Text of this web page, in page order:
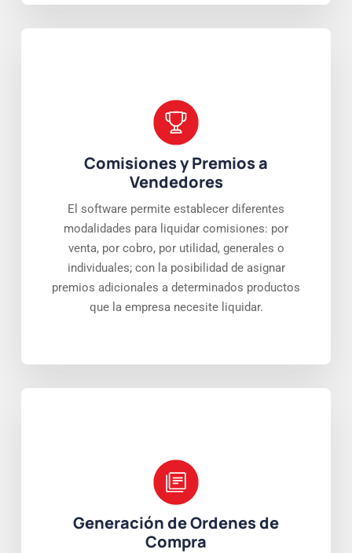
Comisiones y Premios a
Vendedores
El software permite establecer diferentes
modalidades para liquidar comisiones: por
venta, por cobro, por utilidad, generales o
individuales; con la posibilidad de asignar
premios adicionales a determinados productos
que la empresa necesite liquidar.
Generación de Ordenes de
Compra